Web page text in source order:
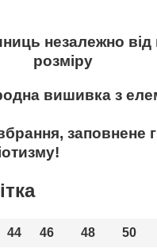
незалежно від
розміру
вишивка з
заповнене
44 46 48 50